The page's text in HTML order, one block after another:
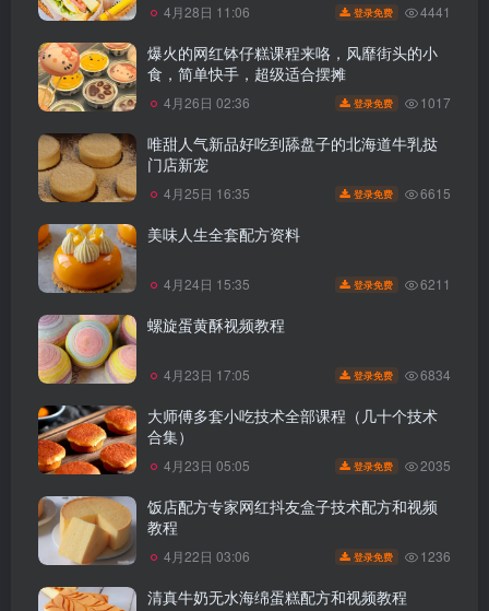
4月28日 11:06 登录免费 4441
爆火的网红钵仔糕课程来咯，风靡街头的小
食，简单快手，超级适合摆摊
4月26日 02:36 登录免费 1017
唯甜人气新品好吃到舔盘子的北海道牛乳挞
门店新宠
4月25日 16:35 登录免费 6615
美味人生全套配方资料
4月24日 15:35 登录免费 6211
螺旋蛋黄酥视频教程
4月23日 17:05 登录免费 6834
大师傅多套小吃技术全部课程（几十个技术
合集）
4月23日 05:05 登录免费 2035
饭店配方专家网红抖友盒子技术配方和视频
教程
4月22日 03:06 登录免费 1236
清真牛奶无水海绵蛋糕配方和视频教程